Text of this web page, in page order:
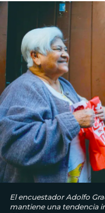
El encuestador Adolfo
mantiene una tendencia